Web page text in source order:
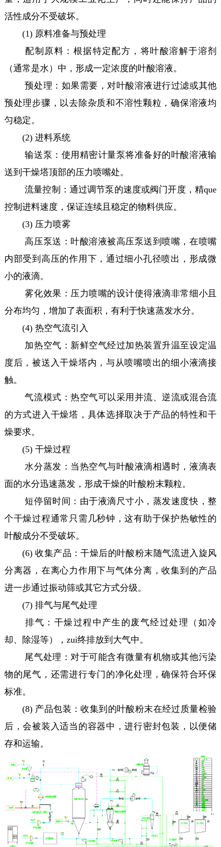
活性成分不受破坏。
(1) 原料准备与预处理
配制原料：根据特定配方，将叶酸溶解于溶剂
（通常是水）中，形成一定浓度的叶酸溶液。
预处理：如果需要，对叶酸溶液进行过滤或其他
预处理步骤，以去除杂质和不溶性颗粒，确保溶液均
匀稳定。
(2) 进料系统
输送泵：使用精密计量泵将准备好的叶酸溶液输
送到干燥塔顶部的压力喷嘴处。
流量控制：通过调节泵的速度或阀门开度，精que
控制进料速度，保证连续且稳定的物料供应。
(3) 压力喷雾
高压泵送：叶酸溶液被高压泵送到喷嘴，在喷嘴
内部受到高压的作用下，通过细小孔径喷出，形成微
小的液滴。
雾化效果：压力喷嘴的设计使得液滴非常细小且
分布均匀，增加了表面积，有利于快速蒸发水分。
(4) 热空气流引入
加热空气：新鲜空气经过加热装置升温至设定温
度后，被送入干燥塔内，与从喷嘴喷出的细小液滴接
触。
气流模式：热空气可以采用并流、逆流或混合流
的方式进入干燥塔，具体选择取决于产品的特性和干
燥要求。
(5) 干燥过程
水分蒸发：当热空气与叶酸液滴相遇时，液滴表
面的水分迅速蒸发，形成干燥的叶酸粉末颗粒。
短停留时间：由于液滴尺寸小，蒸发速度快，整
个干燥过程通常只需几秒钟，这有助于保护热敏性的
叶酸成分不受破坏。
(6) 收集产品：干燥后的叶酸粉末随气流进入旋风
分离器，在离心力作用下与气体分离，收集到的产品
进一步通过振动筛或其它方式分级。
(7) 排气与尾气处理
排气：干燥过程中产生的废气经过处理（如冷
却、除湿等），zui终排放到大气中。
尾气处理：对于可能含有微量有机物或其他污染
物的尾气，还需进行专门的净化处理，确保符合环保
标准。
(8) 产品包装：收集到的叶酸粉末在经过质量检验
后，会被装入适当的容器中，进行密封包装，以便储
存和运输。